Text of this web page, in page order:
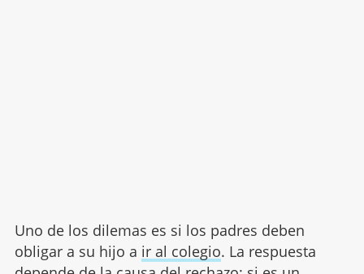
Uno de los dilemas es si los padres deben
obligar a su hijo a ir al colegio. La respuesta